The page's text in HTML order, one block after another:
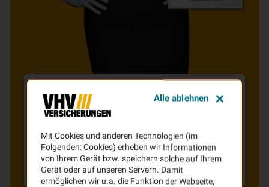
Verzicht aufGesundheitsfragen
Bei uns können Sie eine Unfallversicherung
ohne Gesundheitsfragen abschließen. Das
heißt, dass Sie Ihre gesundheitliche
Vergangenheit beim Antrag nicht offenlegen
Mit Cookies und anderen Technologien (im
Folgenden: Cookies) erheben wir Informationen
von Ihrem Gerät bzw. speichern solche auf Ihrem
Gerät oder auf unseren Servern. Damit
ermöglichen wir u.a. die Funktion der Webseite,
Alle ablehnen